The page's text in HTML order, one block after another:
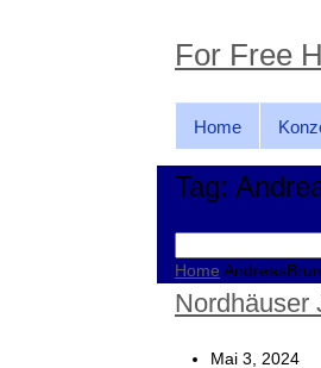
For Free
Home
Tag:
for:
Home
Nordhäuser
Mai 3, 2024